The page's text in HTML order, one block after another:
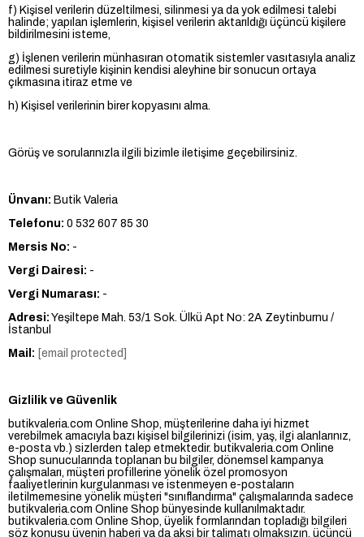
f) Kişisel verilerin düzeltilmesi, silinmesi ya da yok edilmesi talebi
halinde; yapılan işlemlerin, kişisel verilerin aktarıldığı üçüncü kişilere
bildirilmesini isteme,
g) İşlenen verilerin münhasıran otomatik sistemler vasıtasıyla analiz
edilmesi suretiyle kişinin kendisi aleyhine bir sonucun ortaya
çıkmasına itiraz etme ve
h) Kişisel verilerinin birer kopyasını alma.
Görüş ve sorularınızla ilgili bizimle iletişime geçebilirsiniz.
Ünvanı: Butik Valeria
Telefonu: 0 532 607 85 30
Mersis No: -
Vergi Dairesi: -
Vergi Numarası: -
Adresi: Yeşiltepe Mah. 53/1 Sok. Ülkü Apt No: 2A Zeytinburnu /
İstanbul
Mail: [email protected]
Gizlilik ve Güvenlik
butikvaleria.com Online Shop, müşterilerine daha iyi hizmet
verebilmek amacıyla bazı kişisel bilgilerinizi (isim, yaş, ilgi alanlarınız,
e-posta vb.) sizlerden talep etmektedir. butikvaleria.com Online
Shop sunucularında toplanan bu bilgiler, dönemsel kampanya
çalışmaları, müşteri profillerine yönelik özel promosyon
faaliyetlerinin kurgulanması ve istenmeyen e-postaların
iletilmemesine yönelik müşteri "sınıflandırma" çalışmalarında sadece
butikvaleria.com Online Shop bünyesinde kullanılmaktadır.
butikvaleria.com Online Shop, üyelik formlarından topladığı bilgileri
söz konusu üyenin haberi ya da aksi bir talimatı olmaksızın, üçüncü